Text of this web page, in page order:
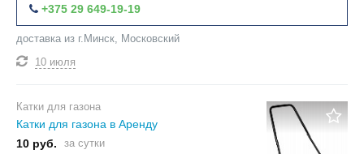
+375 29 649-19-19
доставка из г.Минск, Московский
10 июля
Катки для газона
Катки для газона в Аренду
10 руб.
за сутки